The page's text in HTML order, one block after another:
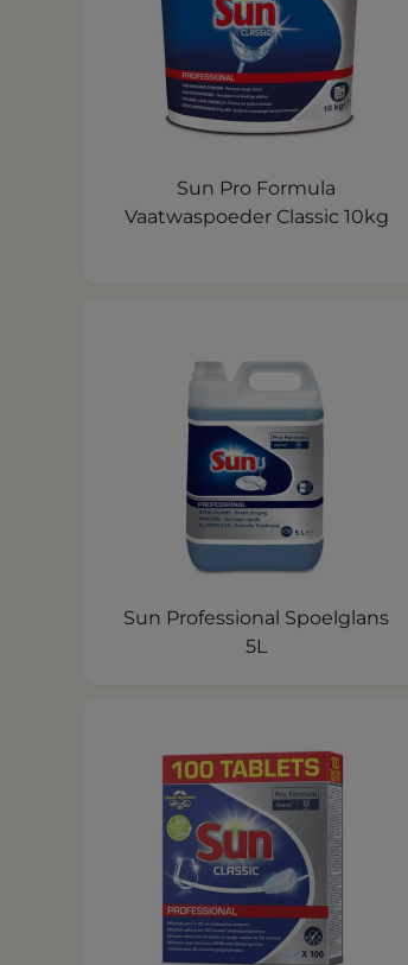
Sun Pro Formula
Vaatwaspoeder Classic 10kg
Sun Professional Spoelglans
5L